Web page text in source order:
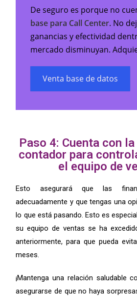
De seguro es porque no
base para Call Center. No
ganancias y efectividad
mercado disminuyan.
Venta base de datos
Paso 4: Cuenta con
contador para
el equipo de
Esto asegurará que las
adecuadamente y que tengas una
lo que está pasando. Esto es
su equipo de ventas se ha
anteriormente, para que pueda
meses.
¡Mantenga una relación saludable
asegurarse de que no haya